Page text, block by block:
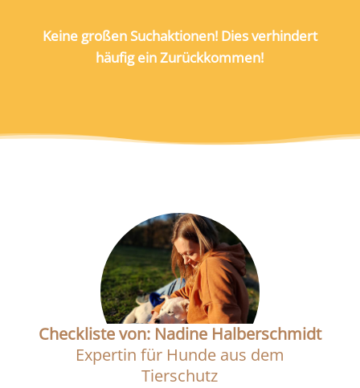
Keine großen Suchaktionen! Dies verhindert
häufig ein Zurückkommen!
Checkliste von: Nadine Halberschmidt
Expertin für Hunde aus dem
Tierschutz